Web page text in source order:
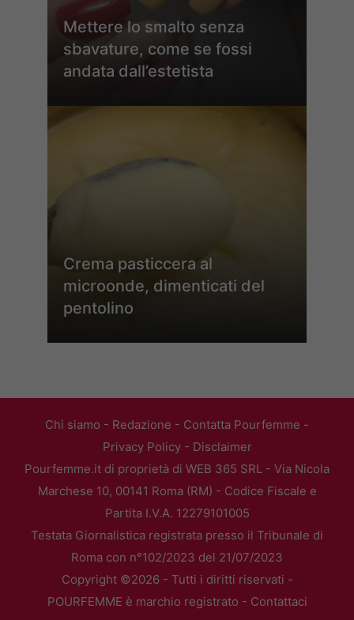
Mettere lo smalto senza
sbavature, come se fossi
andata dall’estetista
Crema pasticcera al
microonde, dimenticati del
pentolino
Chi siamo - Redazione - Contatta Pourfemme -
Privacy Policy- Disclaimer
Pourfemme.it di proprietà di WEB 365 SRL - Via Nicola
Marchese 10, 00141 Roma (RM) - Codice Fiscale e
Partita I.V.A. 12279101005
Testata Giornalistica registrata presso il Tribunale di
Roma con n°102/2023 del 21/07/2023
Copyright ©2026 - Tutti i diritti riservati -
POURFEMME è marchio registrato - Contattaci